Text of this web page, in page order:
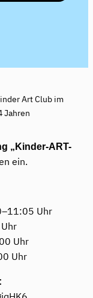
„Kinder-ART-
ein.
Uhr
Uhr
Uhr